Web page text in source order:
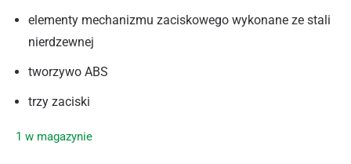
elementy mechanizmu zaciskowego wykonane ze stali
nierdzewnej
tworzywo ABS
trzy zaciski
1 w magazynie